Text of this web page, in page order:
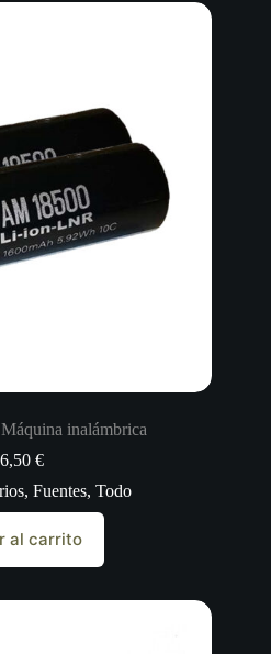
inalámbrica
€
,Fuentes,Todo
al carrito